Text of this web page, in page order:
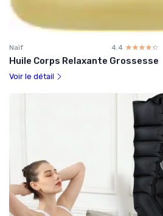
Naïf 4.4 ☆☆☆☆☆
★★★★★
Huile Corps Relaxante Grossesse
Voir le détail